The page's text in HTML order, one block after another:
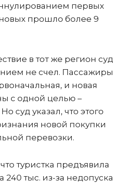
первых
прошло более 9
в тот же регион суд
не счел. Пассажиры
и новая
с одной целью –
суд указал, что этого
новой покупки
перевозки.
что туристка предъявила
тыс. из-за недопуска